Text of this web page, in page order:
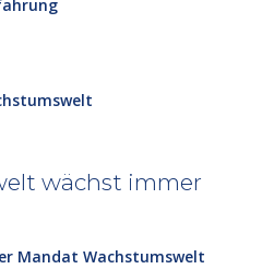
wächst immer
Mandat Wachstumswelt